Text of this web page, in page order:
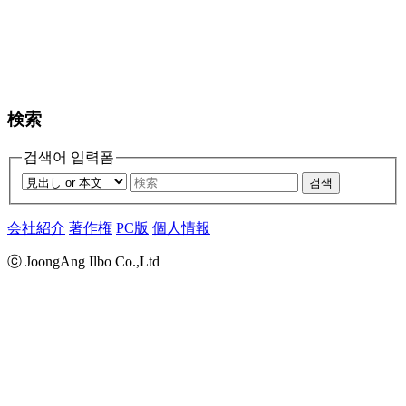
検索
검색어 입력폼
검색
会社紹介 著作権 PC版 個人情報
ⓒ JoongAng Ilbo Co.,Ltd